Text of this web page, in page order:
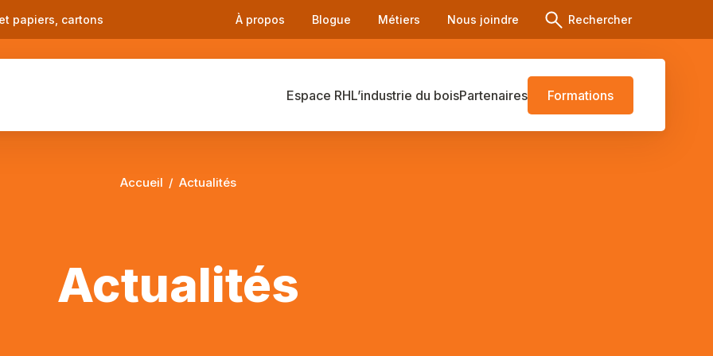
papiers, cartons À propos Blogue Métiers Nous joindre Rechercher
Espace RHL’industrie du boisPartenaires Formations
Accueil Actualités
Actualités